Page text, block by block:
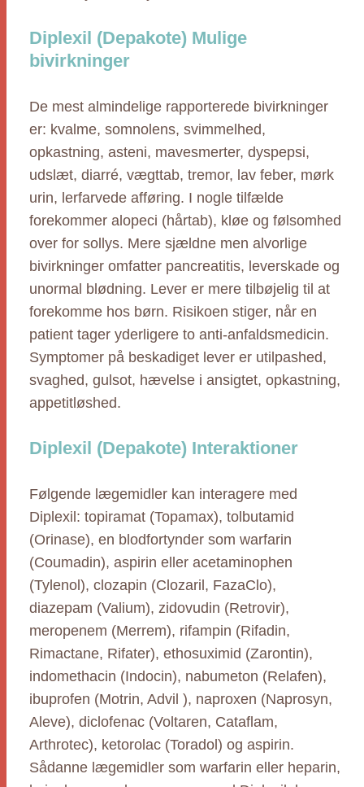
Diplexil (Depakote) Mulige
bivirkninger
De mest almindelige rapporterede bivirkninger
er: kvalme, somnolens, svimmelhed,
opkastning, asteni, mavesmerter, dyspepsi,
udslæt, diarré, vægttab, tremor, lav feber, mørk
urin, lerfarvede afføring. I nogle tilfælde
forekommer alopeci (hårtab), kløe og følsomhed
over for sollys. Mere sjældne men alvorlige
bivirkninger omfatter pancreatitis, leverskade og
unormal blødning. Lever er mere tilbøjelig til at
forekomme hos børn. Risikoen stiger, når en
patient tager yderligere to anti-anfaldsmedicin.
Symptomer på beskadiget lever er utilpashed,
svaghed, gulsot, hævelse i ansigtet, opkastning,
appetitløshed.
Diplexil (Depakote) Interaktioner
Følgende lægemidler kan interagere med
Diplexil: topiramat (Topamax), tolbutamid
(Orinase), en blodfortynder som warfarin
(Coumadin), aspirin eller acetaminophen
(Tylenol), clozapin (Clozaril, FazaClo),
diazepam (Valium), zidovudin (Retrovir),
meropenem (Merrem), rifampin (Rifadin,
Rimactane, Rifater), ethosuximid (Zarontin),
indomethacin (Indocin), nabumeton (Relafen),
ibuprofen (Motrin, Advil ), naproxen (Naprosyn,
Aleve), diclofenac (Voltaren, Cataflam,
Arthrotec), ketorolac (Toradol) og aspirin.
Sådanne lægemidler som warfarin eller heparin,